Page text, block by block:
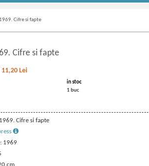
Cifre si fapte
Cifre si fapte
11,20 Lei
in stoc
1 buc
Cifre si fapte
1969